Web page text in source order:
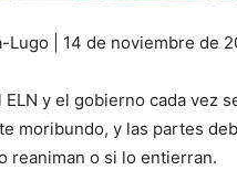
Lugo | 14 de noviembre de
ELN y el gobierno cada vez
moribundo, y las partes
reaniman o si lo entierran.